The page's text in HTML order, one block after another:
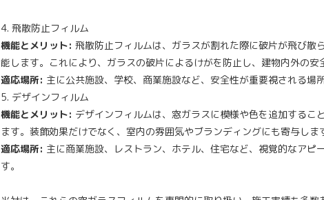
4. 飛散防止フィルム
機能とメリット: 飛散防止フィルムは、ガラスが割れた際に破片が飛び散
能します。これにより、ガラスの破片によるけがを防止し、建物内外の安
適応場所: 主に公共施設、学校、商業施設など、安全性が重要視される場
5. デザインフィルム
機能とメリット: デザインフィルムは、窓ガラスに模様や色を追加するこ
ます。装飾効果だけでなく、室内の雰囲気やブランディングにも寄与しま
適応場所: 主に商業施設、レストラン、ホテル、住宅など、視覚的なアピ
す。